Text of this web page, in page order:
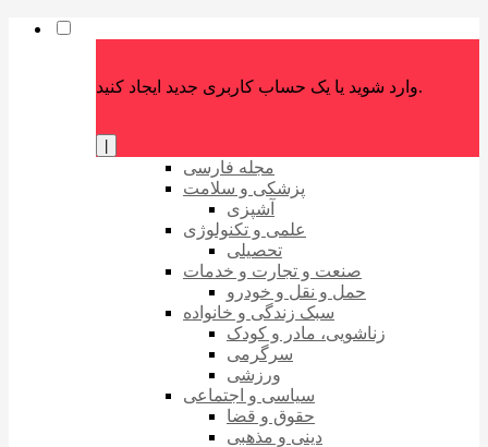
وارد شوید یا یک حساب کاربری جدید ایجاد کنید.
مجله فارسی
پزشکی و سلامت
آشپزی
علمی و تکنولوژی
تحصیلی
صنعت و تجارت و خدمات
حمل و نقل و خودرو
سبک زندگی و خانواده
زناشویی، مادر و کودک
سرگرمی
ورزشی
سیاسی و اجتماعی
حقوق و قضا
دینی و مذهبی